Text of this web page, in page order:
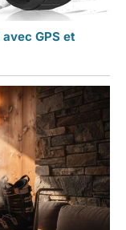
GPS et